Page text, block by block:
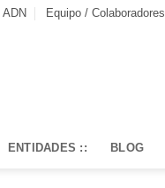
Equipo / Colaboradores
ENTIDADES :: BLOG